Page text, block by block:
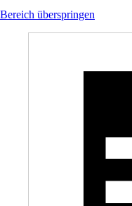
Bereich überspringen